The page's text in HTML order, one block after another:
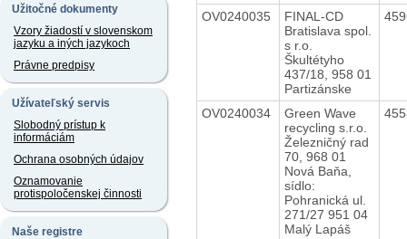
Užitočné dokumenty
Vzory žiadostí v slovenskom
jazyku a iných jazykoch
Právne predpisy
Užívateľský servis
Slobodný prístup k
informáciám
Ochrana osobných údajov
Oznamovanie
protispoločenskej činnosti
Naše registre
OV0240035
FINAL-CD
Bratislava spol.
s r.o.
Škultétyho
437/18, 958 01
Partizánske
OV0240034
Green Wave
recycling s.r.o.
Železničný rad
70, 968 01
Nová Baňa,
sídlo:
Pohranická ul.
271/27 951 04
Malý Lapáš